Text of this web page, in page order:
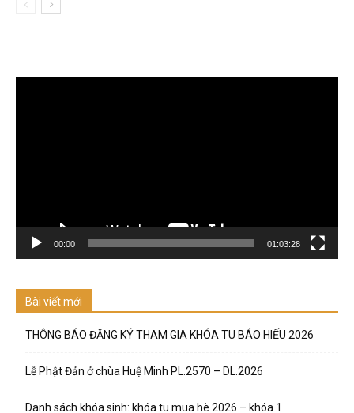
00:00 01:03:28
Bài viết mới
THÔNG BÁO ĐĂNG KÝ THAM GIA KHÓA TU BÁO HIẾU 2026
Lễ Phật Đản ở chùa Huệ Minh PL.2570 – DL.2026
Danh sách khóa sinh: khóa tu mua hè 2026 – khóa 1